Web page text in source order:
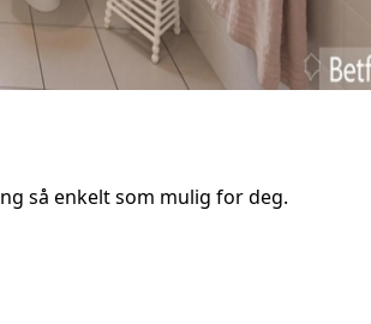
så enkelt som mulig for deg.